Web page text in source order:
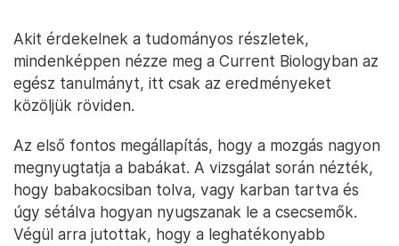
Akit érdekelnek a tudományos részletek,
mindenképpen nézze meg a Current Biologyban az
egész tanulmányt, itt csak az eredményeket
közöljük röviden.
Az első fontos megállapítás, hogy a mozgás nagyon
megnyugtatja a babákat. A vizsgálat során nézték,
hogy babakocsiban tolva, vagy karban tartva és
úgy sétálva hogyan nyugszanak le a csecsemők.
Végül arra jutottak, hogy a leghatékonyabb